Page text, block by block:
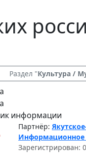
Раздел "Культура /
информации
Партнёр:
Информационное
Зарегистрирован: